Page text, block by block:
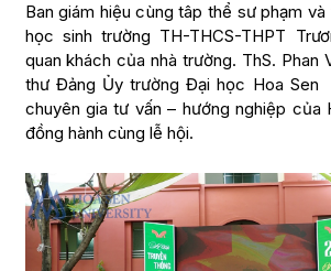
Ban giám hiệu cùng tâp thể sư phạm
học sinh trường TH-THCS-THPT
quan khách của nhà trường. ThS. Phan
thư Đảng Ủy trường Đại học Hoa Sen
chuyên gia tư vấn – hướng nghiệp của
đồng hành cùng lễ hội.